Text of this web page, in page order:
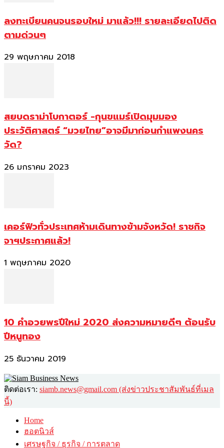
ลงทะเบียนคนจนรอบใหม่ มาแล้ว!!! รายละเอียดไปติด
ตามด่วนๆ
29 พฤษภาคม 2018
สยบดราม่าโบกาตอร์ -กุนขแมร์เปิดมุมมอง
ประวัติศาสตร์ “มวยไทย”อาจมีมาก่อนกำแพงนคร
วัด?
26 มกราคม 2023
เคอร์ฟิวทั่วประเทศห้ามเดินทางข้ามจังหวัด! ราชกิจ
จาฯประกาศแล้ว!
1 พฤษภาคม 2020
10 คำอวยพรปีใหม่ 2020 ส่งความหมายดีๆ ต้อนรับ
ปีหนูทอง
25 ธันวาคม 2019
ติดต่อเรา: siamb.news@gmail.com (ส่งข่าวประชาสัมพันธ์ที่เมล
นี้)
Home
ฮอตนิวส์
เศรษฐกิจ / ธุรกิจ / การตลาด